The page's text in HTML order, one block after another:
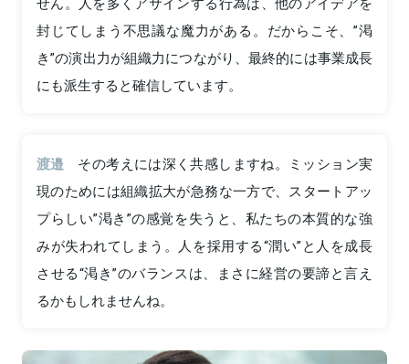
封じてしまう不思議な魔力がある。だからこそ、”渇
き”の演出力が組織力につながり、最終的には事業成長
にも派生すると確信しています。
渡邉
その考えには深く共感しますね。ミッション実
現のためには組織拡大が急務な一方で、スタートアッ
プらしい”渇き”の感覚を失うと、私たちの本質的な強
みが失われてしまう。人を採用する“潤い”と人を成長
させる“渇き”のバランスは、まさに経営の要諦と言え
るかもしれませんね。